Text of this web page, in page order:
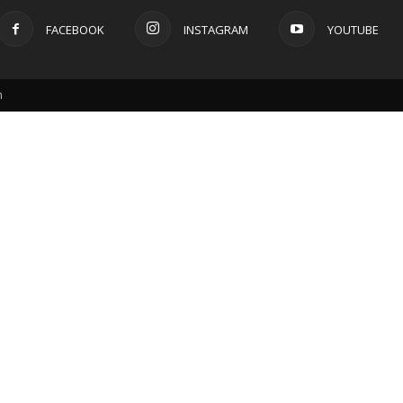
FACEBOOK INSTAGRAM YOUTUBE